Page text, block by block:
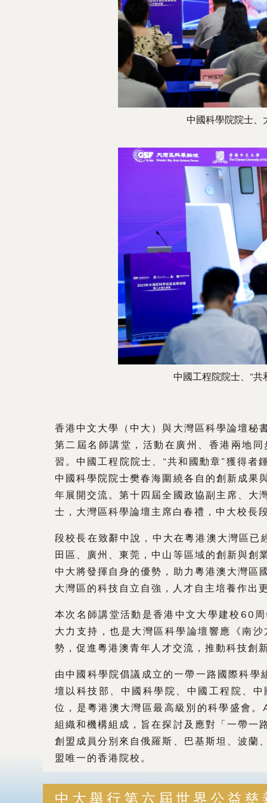
中國科學院院士、
中國工程院院士、“
香港中文大學（中大）與大灣區科學論壇
第二屆名師講堂，活動在廣州、香港兩地
習。中國工程院院士、“共和國勳章”獲得
中國科學院院士樊春海圍繞各自的創新成果
年展開交流。第十四屆全國政協副主席、大
士，大灣區科學論壇主席白春禮，中大校長
段校長在致辭中說，中大在粵港澳大灣區
田區、廣州、東莞，中山等區域的創新與創
中大將發揮自身的優勢，助力粵港澳大灣區
大灣區的科技自立自強，人才自主培養作出
本次名師講堂活動是香港中文大學建校60
大力支持，也是大灣區科學論壇響應《南
勢，促進粵港澳青年人才交流，推動科技創
由中國科學院倡議成立的一帶一路國際科
壇以科技部、中國科學院、中國工程院、
位，是粵港澳大灣區最高級別的科學盛會
組織和機構組成，旨在探討及應對「一帶一
創盟成員分別來自俄羅斯、巴基斯坦、波蘭
盟唯一的香港院校。
中大舉行第六屆世界公益慈